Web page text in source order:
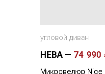
угловой диван
НЕВА 74 990
Микровелюр Nice